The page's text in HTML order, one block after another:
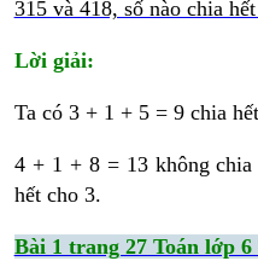
315 và 418, số nào chia
Lời giải:
Ta có 3 + 1 + 5 = 9 chia
4 + 1 + 8 = 13 không chia
hết cho 3.
Bài 1 trang 27 Toán lớp 6